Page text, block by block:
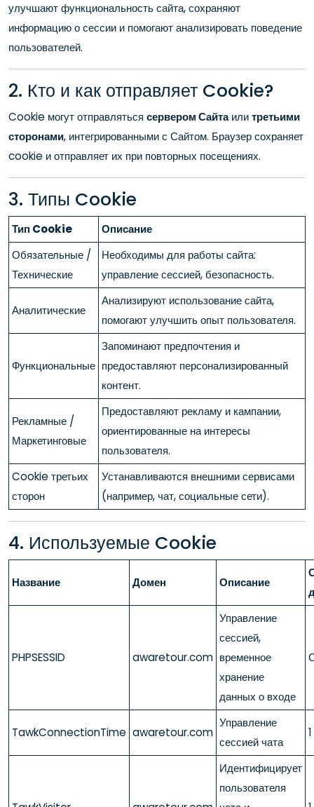
улучшают функциональность сайта, сохраняют
информацию о сессии и помогают анализировать поведение
пользователей.
2. Кто и как отправляет Cookie?
Cookie могут отправляться сервером Сайтаилитретьими
сторонами, интегрированными с Сайтом. Браузер сохраняет
cookie и отправляет их при повторных посещениях.
3. Типы Cookie
Тип Cookie
Описание
Обязательные /
Технические
Необходимы для работы сайта:
управление сессией, безопасность.
Аналитические
Анализируют использование сайта,
помогают улучшить опыт пользователя.
Функциональные
Запоминают предпочтения и
предоставляют персонализированный
контент.
Рекламные /
Маркетинговые
Предоставляют рекламу и кампании,
ориентированные на интересы
пользователя.
Cookie третьих
сторон
Устанавливаются внешними сервисами
(например, чат, социальные сети).
4. Используемые Cookie
Название Домен Описание
PHPSESSID awaretour.com
Управление
сессией,
временное
хранение
данных о входе
TawkConnectionTime awaretour.com
Управление
сессией чата
Идентифицирует
пользователя